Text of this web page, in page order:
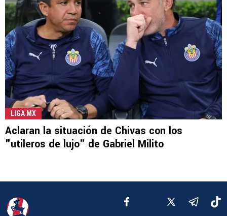
LIGA MX
Aclaran la situación de Chivas con los
"utileros de lujo" de Gabriel Milito